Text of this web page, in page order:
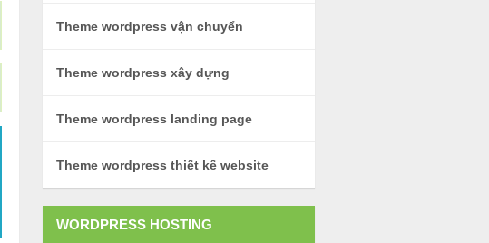
Theme wordpress vận chuyển
Theme wordpress xây dựng
Theme wordpress landing page
Theme wordpress thiết kế website
WORDPRESS HOSTING